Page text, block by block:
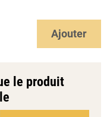
Ajouter
le produit